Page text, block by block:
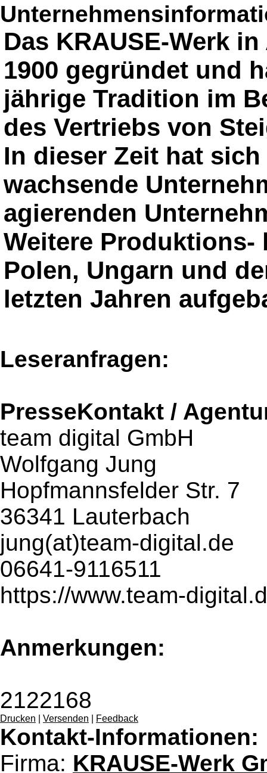
Das KRAUSE-Werk
1900 gegründet und
jährige Tradition im
des Vertriebs von
In dieser Zeit hat
wachsende
agierenden
Weitere Produktions-
Polen, Ungarn und
letzten Jahren
Leseranfragen:
PresseKontakt /
team digital GmbH
Wolfgang Jung
Hopfmannsfelder Str. 7
36341 Lauterbach
jung(at)team-digital.de
06641-9116511
https://www.team-
Anmerkungen:
2122168
Drucken Versenden Feedback
Kontakt-Informationen:
Firma: KRAUSE-Werk